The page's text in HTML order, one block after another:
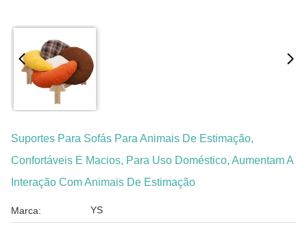
Suportes Para Sofás Para Animais De Estimação,
Confortáveis E Macios, Para Uso Doméstico, Aumentam A
Interação Com Animais De Estimação
Marca: YS